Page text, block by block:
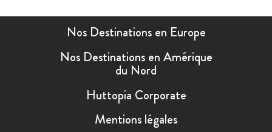
Nos Destinations en Europe
Nos Destinations en Amérique
du Nord
Huttopia Corporate
Mentions légales